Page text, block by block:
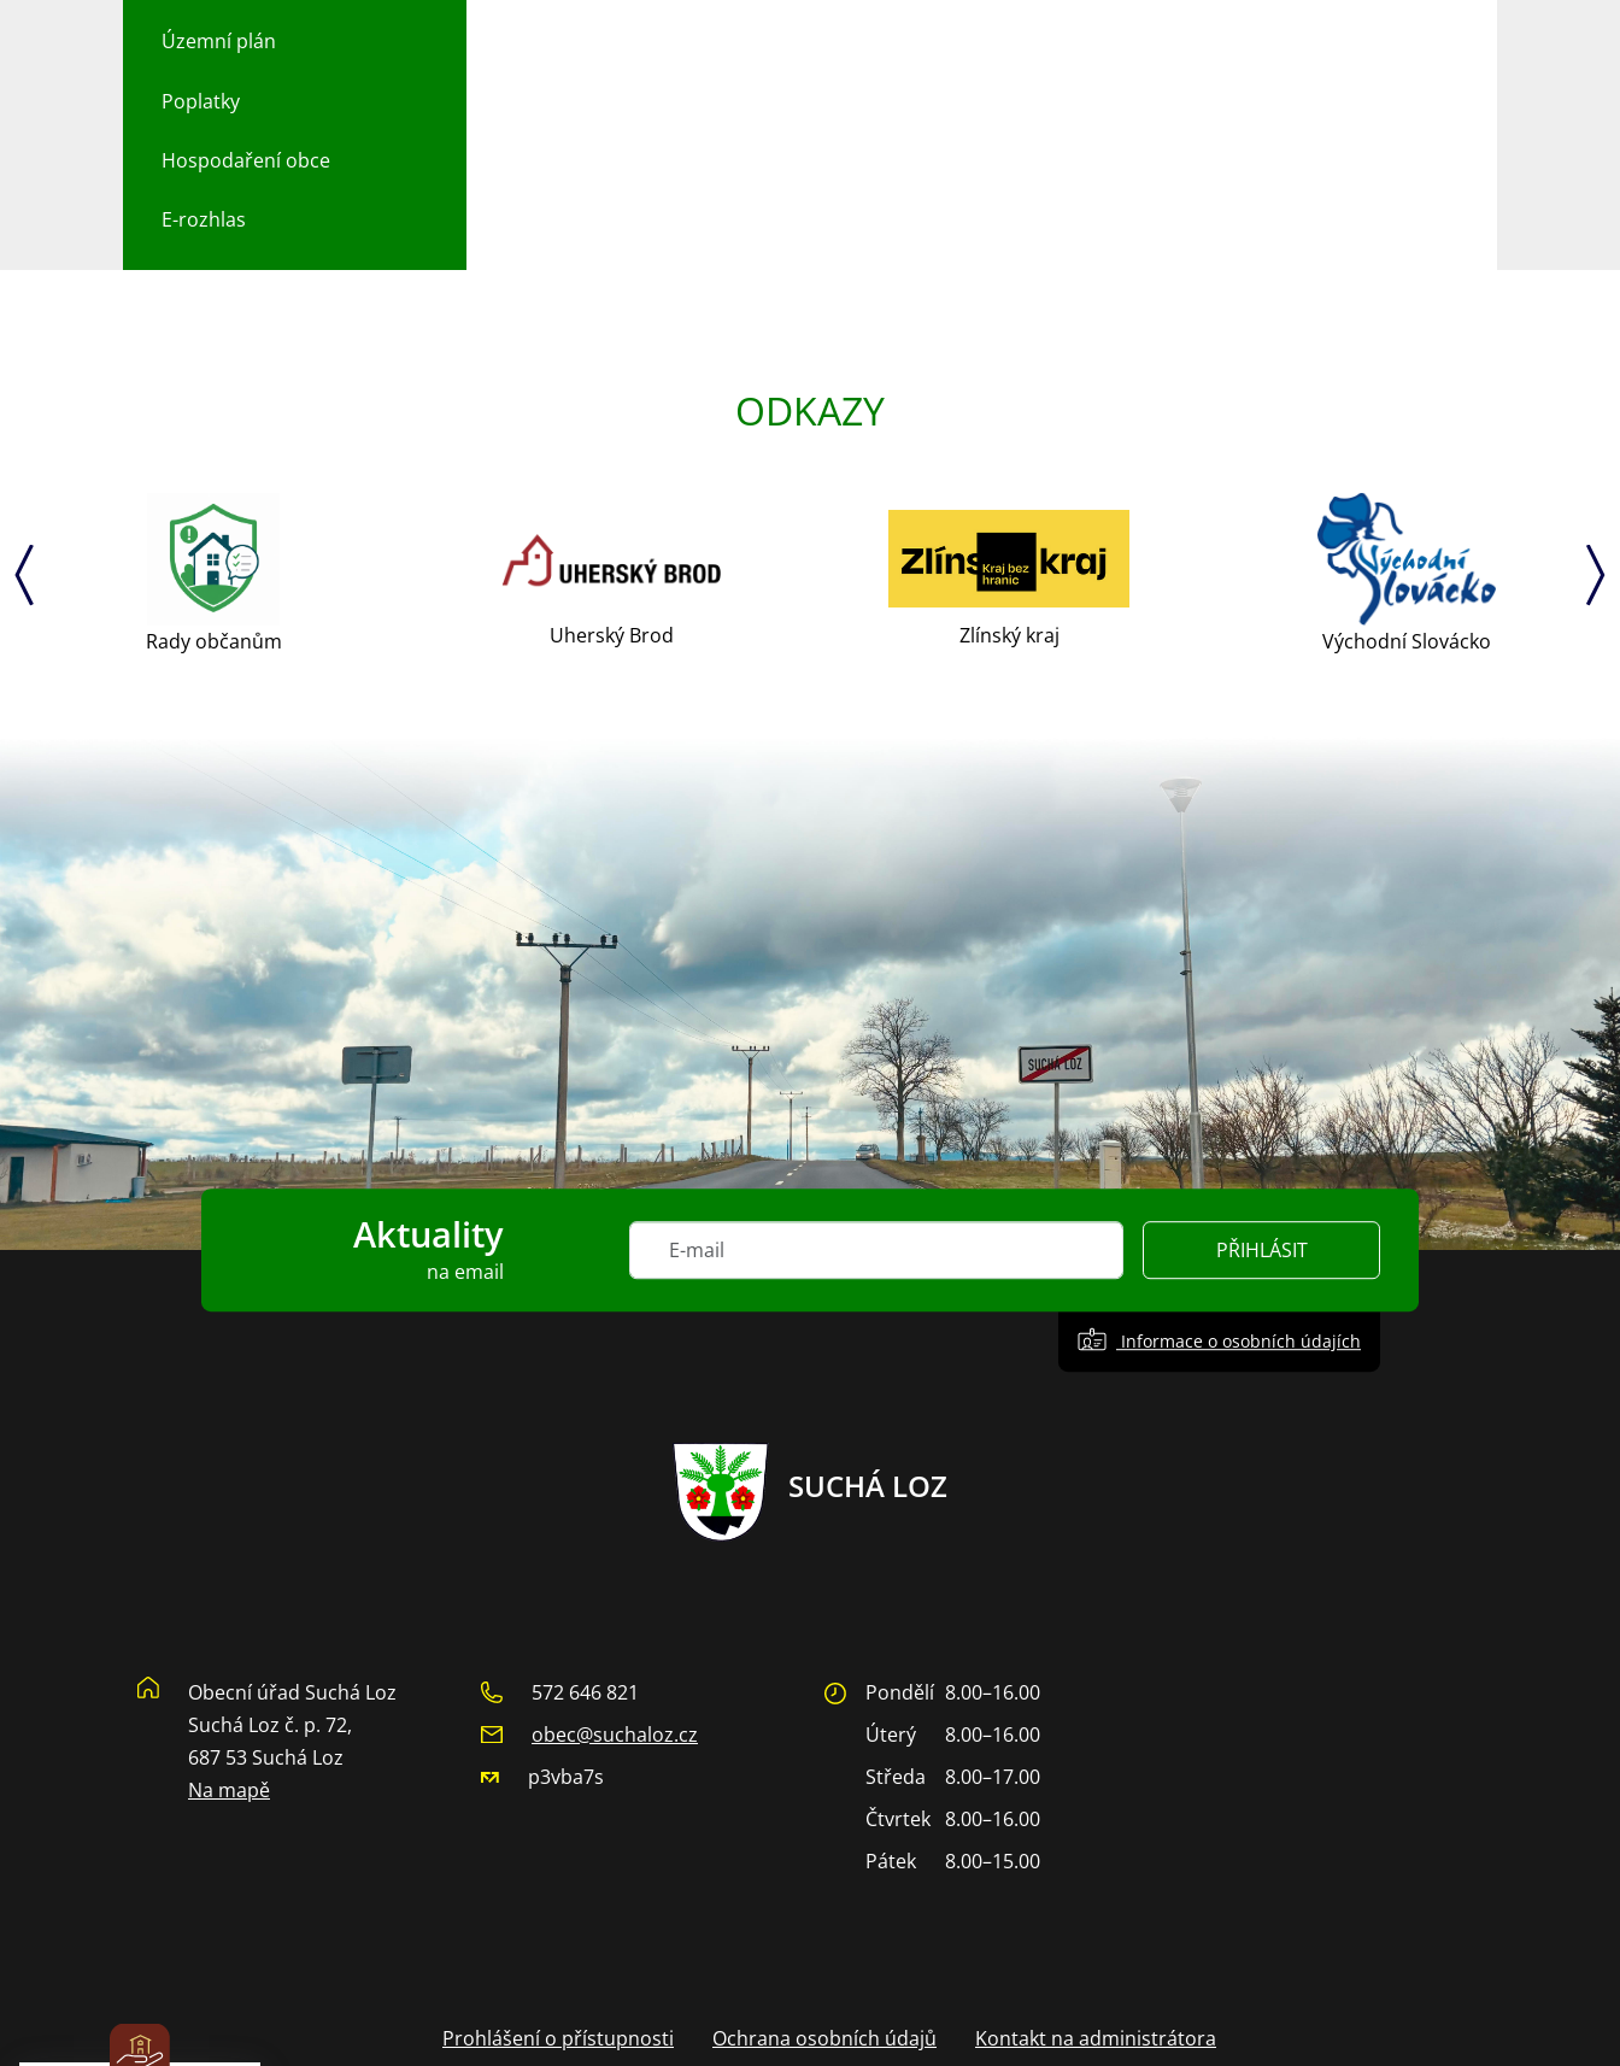
Územní plán
Poplatky
Hospodaření obce
E-rozhlas
ODKAZY
Rady občanům Uherský Brod Zlínský kraj Východní Slovácko
Aktuality
na email
PŘIHLÁSIT
Informace o osobních údajích
SUCHÁ LOZ
Obecní úřad Suchá Loz
Suchá Loz č. p. 72,
687 53 Suchá Loz
Na mapě
572 646 821
obec@suchaloz.cz
p3vba7s
Pondělí 8.00–16.00
Úterý
8.00–16.00
Středa
8.00–17.00
Čtvrtek 8.00–16.00
Pátek
8.00–15.00
Prohlášení o přístupnosti Ochrana osobních údajů Kontakt na administrátora